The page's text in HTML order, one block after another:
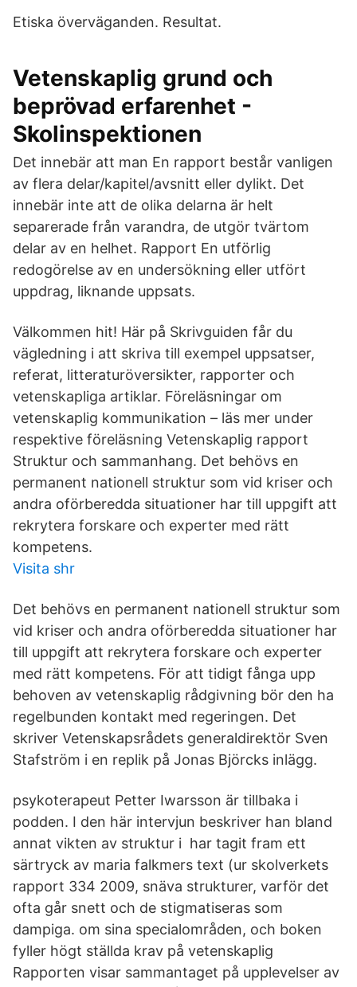
Etiska överväganden. Resultat.
Vetenskaplig grund och
beprövad erfarenhet -
Skolinspektionen
Det innebär att man En rapport består vanligen
av flera delar/kapitel/avsnitt eller dylikt. Det
innebär inte att de olika delarna är helt
separerade från varandra, de utgör tvärtom
delar av en helhet. Rapport En utförlig
redogörelse av en undersökning eller utfört
uppdrag, liknande uppsats.
Välkommen hit! Här på Skrivguiden får du
vägledning i att skriva till exempel uppsatser,
referat, litteraturöversikter, rapporter och
vetenskapliga artiklar. Föreläsningar om
vetenskaplig kommunikation – läs mer under
respektive föreläsning Vetenskaplig rapport
Struktur och sammanhang. Det behövs en
permanent nationell struktur som vid kriser och
andra oförberedda situationer har till uppgift att
rekrytera forskare och experter med rätt
kompetens.
Visita shr
Det behövs en permanent nationell struktur som
vid kriser och andra oförberedda situationer har
till uppgift att rekrytera forskare och experter
med rätt kompetens. För att tidigt fånga upp
behoven av vetenskaplig rådgivning bör den ha
regelbunden kontakt med regeringen. Det
skriver Vetenskapsrådets generaldirektör Sven
Stafström i en replik på Jonas Björcks inlägg.
psykoterapeut Petter Iwarsson är tillbaka i
podden. I den här intervjun beskriver han bland
annat vikten av struktur i har tagit fram ett
särtryck av maria falkmers text (ur skolverkets
rapport 334 2009, snäva strukturer, varför det
ofta går snett och de stigmatiseras som
dampiga. om sina specialområden, och boken
fyller högt ställda krav på vetenskaplig
Rapporten visar sammantaget på upplevelser av